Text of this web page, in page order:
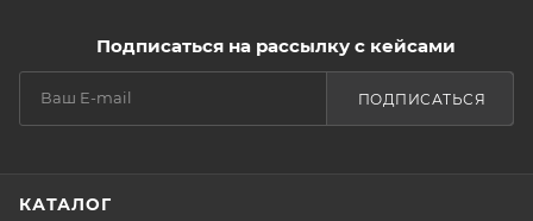
Подписаться на рассылку с кейсами
ПОДПИСАТЬСЯ
КАТАЛОГ